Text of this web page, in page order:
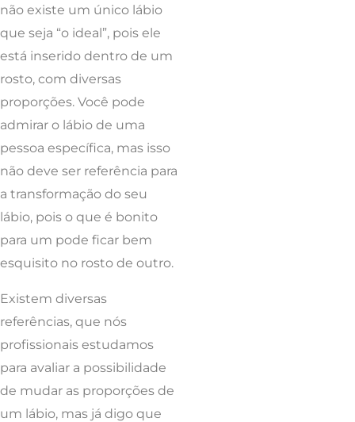
não existe um único lábio
que seja “o ideal”, pois ele
está inserido dentro de um
rosto, com diversas
proporções. Você pode
admirar o lábio de uma
pessoa específica, mas isso
não deve ser referência para
a transformação do seu
lábio, pois o que é bonito
para um pode ficar bem
esquisito no rosto de outro.
Existem diversas
referências, que nós
profissionais estudamos
para avaliar a possibilidade
de mudar as proporções de
um lábio, mas já digo que